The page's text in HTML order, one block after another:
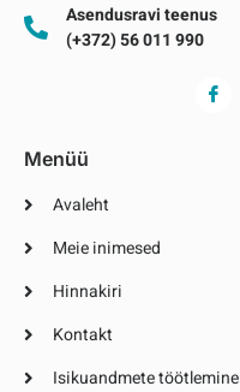
Asendusravi teenus
(+372) 56 011 990
Menüü
Avaleht
Meie inimesed
Hinnakiri
Kontakt
Isikuandmete töötlemine